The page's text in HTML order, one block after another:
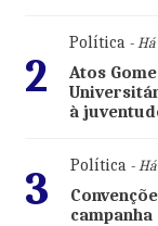
2
Política- Há
Atos
à
3 Política- Há